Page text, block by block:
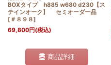
BOXタイプ h885 w680 d230【ス
テインオーク】 セミオーダー品
[ ＃８９８]
69,800円(税込)
商品詳細